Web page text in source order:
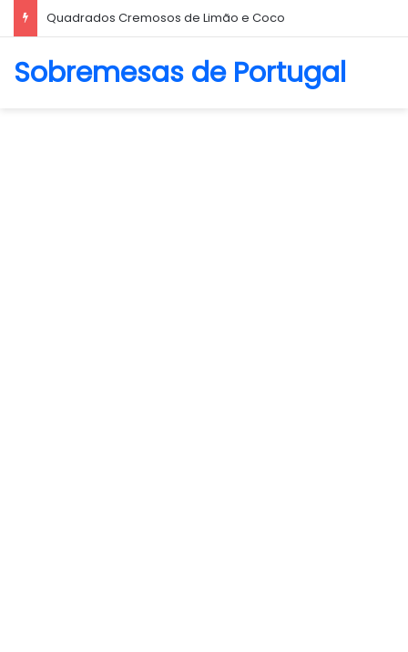
Quadrados Cremosos de Limão e Coco
Sobremesas de Portugal